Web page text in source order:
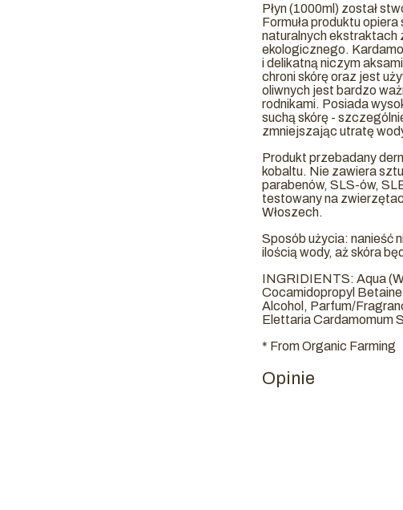
Płyn (1000ml) został
Formuła produktu
naturalnych ekstraktach
ekologicznego.
i delikatną niczym
chroni skórę oraz jest
oliwnych jest bardzo
rodnikami. Posiada
suchą skórę -
zmniejszając utratę
Produkt przebadany
kobaltu. Nie zawiera
parabenów, SLS-ów,
testowany na
Włoszech.
Sposób użycia: nanieść
ilością wody, aż skóra
INGRIDIENTS: Aqua
Cocamidopropyl
Alcohol, Parfum/
Elettaria Cardamomum
* From Organic Farming
Opinie